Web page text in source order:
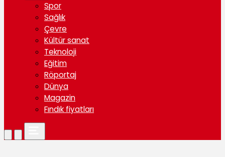
Spor
Sağlık
Çevre
Kültür sanat
Teknoloji
Eğitim
Röportaj
Dünya
Magazin
Fındık fiyatları